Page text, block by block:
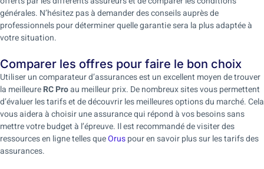
générales. N’hésitez pas à demander des conseils auprès de
professionnels pour déterminer quelle garantie sera la plus adaptée à
votre situation.
Comparer les offres pour faire le bon choix
Utiliser un comparateur d’assurances est un excellent moyen de trouver
la meilleureRC Proau meilleur prix. De nombreux sites vous permettent
d’évaluer les tarifs et de découvrir les meilleures options du marché. Cela
vous aidera à choisir une assurance qui répond à vos besoins sans
mettre votre budget à l’épreuve. Il est recommandé de visiter des
ressources en ligne telles queOruspour en savoir plus sur les tarifs des
assurances.